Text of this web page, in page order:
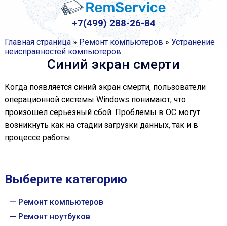
+7(499) 288-26-84
Выберите категорию
Ремонт компьютеров
Ремонт ноутбуков
Главная страница» Ремонт компьютеров »Устранение
неисправностей компьютеров
Синий экран смерти
Когда появляется синий экран смерти, пользователи
операционной системы Windows понимают, что
произошел серьезный сбой. Проблемы в ОС могут
возникнуть как на стадии загрузки данных, так и в
процессе работы.